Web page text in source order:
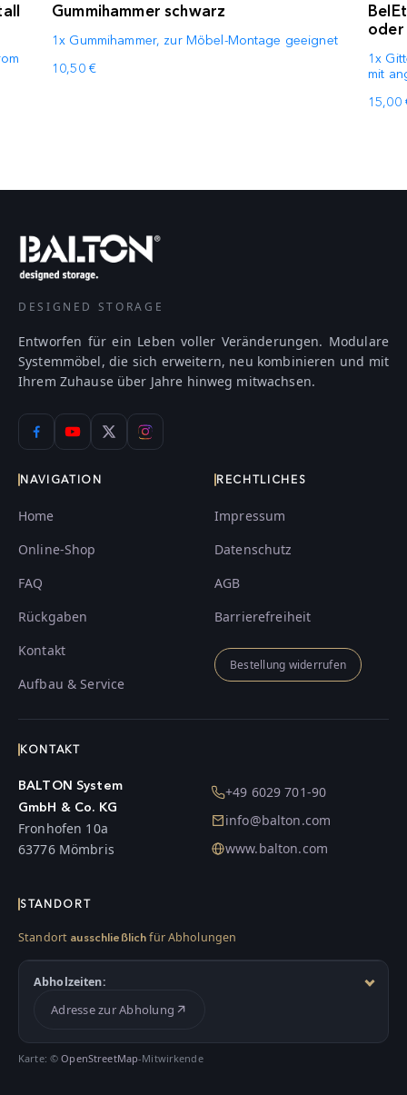
Gummihammer schwarz
1x Gummihammer, zur Möbel-Montage geeignet
10,50 €
oder
1x
mit
15,00
DESIGNED STORAGE
Entworfen für ein Leben voller Veränderungen. Modulare
Systemmöbel, die sich erweitern, neu kombinieren und mit
Ihrem Zuhause über Jahre hinweg mitwachsen.
NAVIGATION
Home
Online-Shop
FAQ
Rückgaben
Kontakt
Aufbau & Service
RECHTLICHES
Impressum
Datenschutz
AGB
Barrierefreiheit
Bestellung widerrufen
KONTAKT
BALTON System
GmbH & Co. KG
Fronhofen 10a
63776 Mömbris
+49 6029 701-90
info@balton.com
www.balton.com
STANDORT
Standort ausschließlich für Abholungen
Abholzeiten:
Adresse zur Abholung
Karte: ©OpenStreetMap-Mitwirkende